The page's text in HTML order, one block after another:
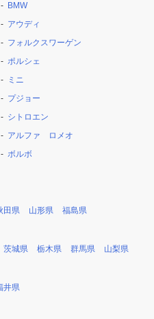
BMW
アウディ
フォルクスワーゲン
ポルシェ
ミニ
プジョー
シトロエン
アルファ ロメオ
ボルボ
田県 山形県 福島県
茨城県 栃木県 群馬県 山梨県
井県